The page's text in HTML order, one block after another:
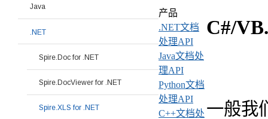
C#/
一般我
Java
.NET
Spire.Doc for .NET
Spire.DocViewer for .NET
Spire.XLS for .NET
产品
.NET文档
处理API
Java文档处
理API
Python文档
处理API
C++文档处